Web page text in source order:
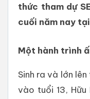
thức tham dự
cuối năm nay
Một hành trình
Sinh ra và lớn
vào tuổi 13, Hữu